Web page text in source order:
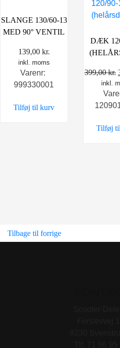
SLANGE 130/60-13
MED 90° VENTIL
139,00 kr.
inkl. moms
Varenr:
999330001
Tilføj til kurv
DÆK
399,00kr.
inkl.
Tilføj
Tilbage til forrige